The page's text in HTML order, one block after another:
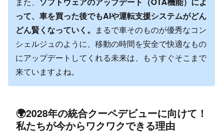
って、車を買った後でもAIや運転支援システムがどん
どん賢くなっていく。 まるで車そのものが優秀なコン
シェルジュのように、移動の時間を安全で快適なもの
にアップデートしてくれる未来は、もうすぐそこまで
来ていますよね。
🌍2028年の統合クーペデビューに向けて！
私たちが今からワクワクできる理由